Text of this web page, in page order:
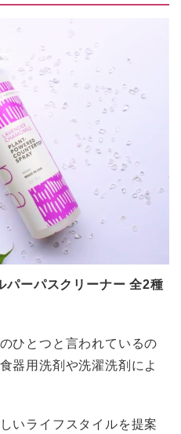
パーパスクリーナー 全2種
ひとつと言われているの
器用洗剤や洗濯洗剤によ
いライフスタイルを提案